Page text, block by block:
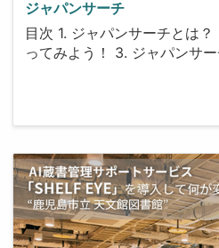
ジャパンサーチ
目次 1. ジャパンサーチとは
ってみよう！ 3. ジャパンサ